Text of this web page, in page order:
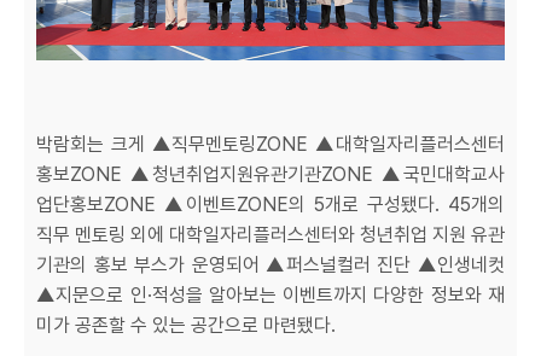
박람회는 크게 ▲직무멘토링ZONE ▲대학일자리플러스센터
홍보ZONE ▲청년취업지원유관기관ZONE ▲국민대학교사
업단홍보ZONE ▲이벤트ZONE의 5개로 구성됐다. 45개의
직무 멘토링 외에 대학일자리플러스센터와 청년취업 지원 유관
기관의 홍보 부스가 운영되어 ▲퍼스널컬러 진단 ▲인생네컷
▲지문으로 인·적성을 알아보는 이벤트까지 다양한 정보와 재
미가 공존할 수 있는 공간으로 마련됐다.